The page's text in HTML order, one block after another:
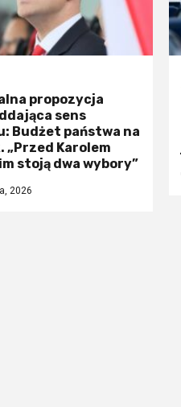
propozycja
sens
Budżet państwa na
„Przed Karolem
stoją dwa wybory”
2026